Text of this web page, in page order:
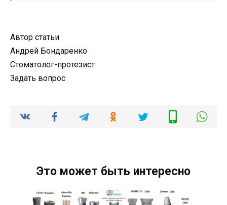
Автор статьи
Андрей Бондаренко
Стоматолог-протезист
Задать вопрос
Это может быть интересно